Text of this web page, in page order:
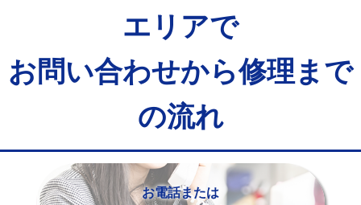
エリアで
お問い合わせから修理まで
の流れ
お電話または